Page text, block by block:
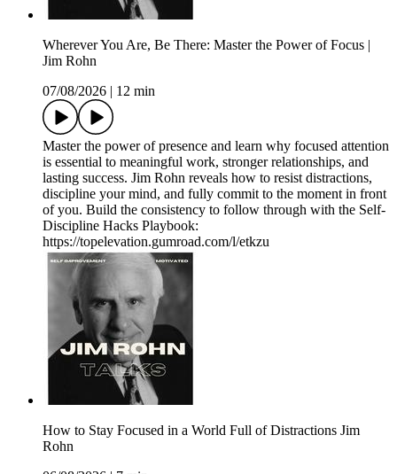
Wherever You Are, Be There: Master the Power of Focus |
Jim Rohn
07/08/2026
12 min
Master the power of presence and learn why focused attention
is essential to meaningful work, stronger relationships, and
lasting success. Jim Rohn reveals how to resist distractions,
discipline your mind, and fully commit to the moment in front
of you. Build the consistency to follow through with the Self-
Discipline Hacks Playbook:
https://topelevation.gumroad.com/l/etkzu
How to Stay Focused in a World Full of Distractions Jim
Rohn